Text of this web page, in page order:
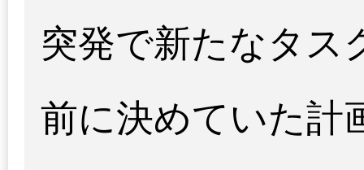
突発で新たなタス
前に決めていた計